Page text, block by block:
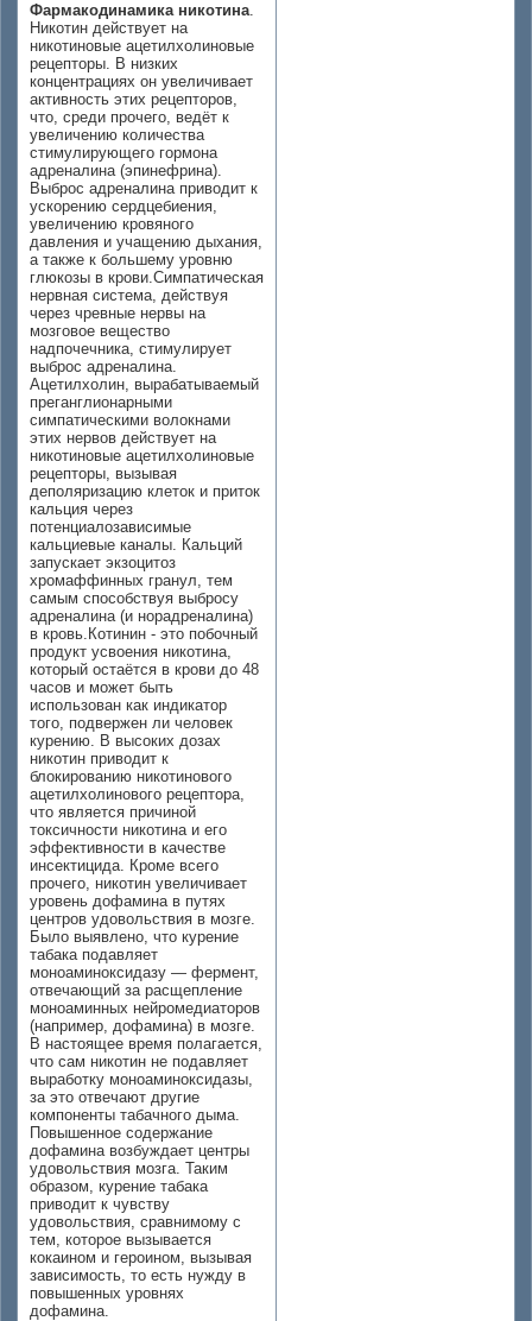
Фармакодинамика никотина.
Никотин действует на
никотиновые ацетилхолиновые
рецепторы. В низких
концентрациях он увеличивает
активность этих рецепторов,
что, среди прочего, ведёт к
увеличению количества
стимулирующего гормона
адреналина (эпинефрина).
Выброс адреналина приводит к
ускорению сердцебиения,
увеличению кровяного
давления и учащению дыхания,
а также к большему уровню
глюкозы в крови.Симпатическая
нервная система, действуя
через чревные нервы на
мозговое вещество
надпочечника, стимулирует
выброс адреналина.
Ацетилхолин, вырабатываемый
преганглионарными
симпатическими волокнами
этих нервов действует на
никотиновые ацетилхолиновые
рецепторы, вызывая
деполяризацию клеток и приток
кальция через
потенциалозависимые
кальциевые каналы. Кальций
запускает экзоцитоз
хромаффинных гранул, тем
самым способствуя выбросу
адреналина (и норадреналина)
в кровь.Котинин - это побочный
продукт усвоения никотина,
который остаётся в крови до 48
часов и может быть
использован как индикатор
того, подвержен ли человек
курению. В высоких дозах
никотин приводит к
блокированию никотинового
ацетилхолинового рецептора,
что является причиной
токсичности никотина и его
эффективности в качестве
инсектицида. Кроме всего
прочего, никотин увеличивает
уровень дофамина в путях
центров удовольствия в мозге.
Было выявлено, что курение
табака подавляет
моноаминоксидазу — фермент,
отвечающий за расщепление
моноаминных нейромедиаторов
(например, дофамина) в мозге.
В настоящее время полагается,
что сам никотин не подавляет
выработку моноаминоксидазы,
за это отвечают другие
компоненты табачного дыма.
Повышенное содержание
дофамина возбуждает центры
удовольствия мозга. Таким
образом, курение табака
приводит к чувству
удовольствия, сравнимому с
тем, которое вызывается
кокаином и героином, вызывая
зависимость, то есть нужду в
повышенных уровнях
дофамина.